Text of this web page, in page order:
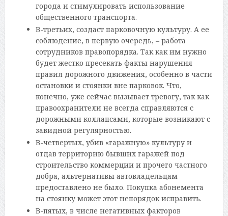
города и стимулировать использование
общественного транспорта.
В-третьих, создаст парковочную культуру. А ее
соблюдение, в первую очередь, – работа
сотрудников правопорядка. Так как им нужно
будет жестко пресекать факты нарушения
правил дорожного движения, особенно в части
остановки и стоянки вне парковок. Что,
конечно, уже сейчас вызывает тревогу, так как
правоохранители не всегда справляются с
дорожными коллапсами, которые возникают с
завидной регулярностью.
В-четвертых, убив «гаражную» культуру и
отдав территорию бывших гаражей под
строительство коммерции и прочего частного
добра, альтернативы автовладельцам
предоставлено не было. Покупка абонемента
на стоянку может этот непорядок исправить.
В-пятых, в числе негативных факторов